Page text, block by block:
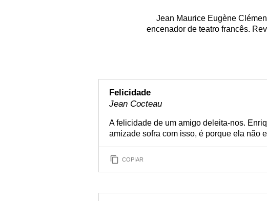
Jean Maurice Eugène
encenador de teatro francês.
Felicidade
Jean Cocteau
A felicidade de um amigo deleita-nos.
amizade sofra com isso, é porque ela não
COPIAR